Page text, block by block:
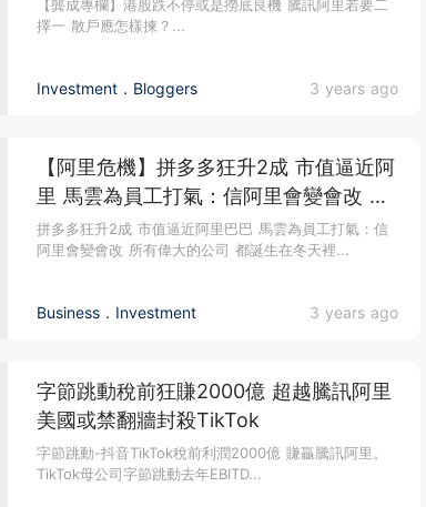
Investment．Bloggers 3 years ago
【龔成專欄】港股跌不停或是撈底良機 騰訊阿里若要二
擇一 散戶應怎樣揀？...
Business．Investment 3 years ago
【阿里危機】拼多多狂升2成 市值逼近阿
里 馬雲為員工打氣：信阿里會變會改 所
有偉大的公司 都誕生在冬天裡
拼多多狂升2成 市值逼近阿里巴巴 馬雲為員工打氣：信
阿里會變會改 所有偉大的公司 都誕生在冬天裡...
字節跳動稅前狂賺2000億 超越騰訊阿里
美國或禁翻牆封殺TikTok
字節跳動-抖音TikTok稅前利潤2000億 賺贏騰訊阿里。
TikTok母公司字節跳動去年EBITD...